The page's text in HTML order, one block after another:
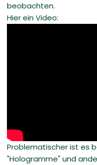
beobachten.
Hier ein Video:
Problematischer ist es
"Hologramme" und